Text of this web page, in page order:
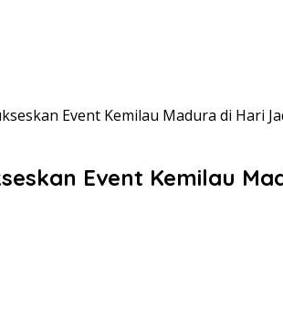
Event Kemilau Madura di Hari
Event Kemilau